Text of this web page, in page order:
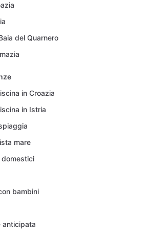
del Quarnero
in Croazia
in Istria
mare
domestici
bambini
anticipata